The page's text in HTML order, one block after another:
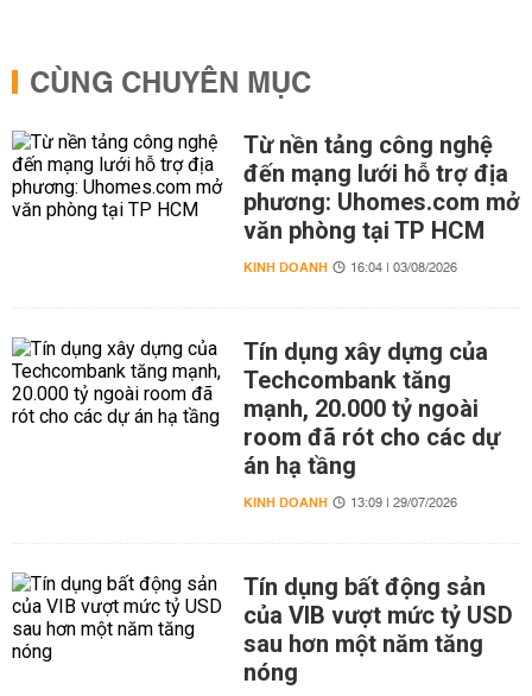
CÙNG CHUYÊN MỤC
Từ nền tảng công nghệ
đến mạng lưới hỗ trợ địa
phương: Uhomes.com mở
văn phòng tại TP HCM
KINH DOANH 16:04 | 03/08/2026
Tín dụng xây dựng của
Techcombank tăng
mạnh, 20.000 tỷ ngoài
room đã rót cho các dự
án hạ tầng
KINH DOANH 13:09 | 29/07/2026
Tín dụng bất động sản
của VIB vượt mức tỷ USD
sau hơn một năm tăng
nóng